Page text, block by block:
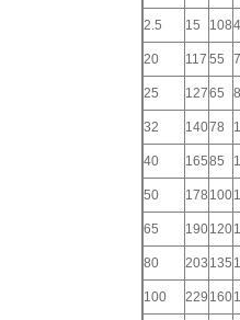
2.5 15 108
20 117 55
25 12765
32 14078
40 16585
50 178 100
65 190120
80 203 135
100 229 160